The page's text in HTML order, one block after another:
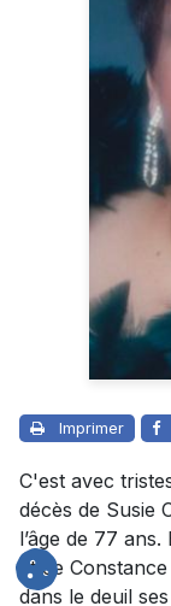
Imprimer
C'est avec
décès de Susie
l’âge de 77
et de
dans le deuil